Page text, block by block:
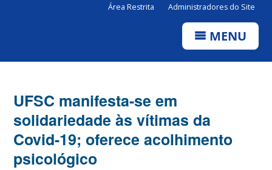
Área Restrita Administradores do Site
MENU
UFSC manifesta-se em
solidariedade às vítimas da
Covid-19; oferece acolhimento
psicológico